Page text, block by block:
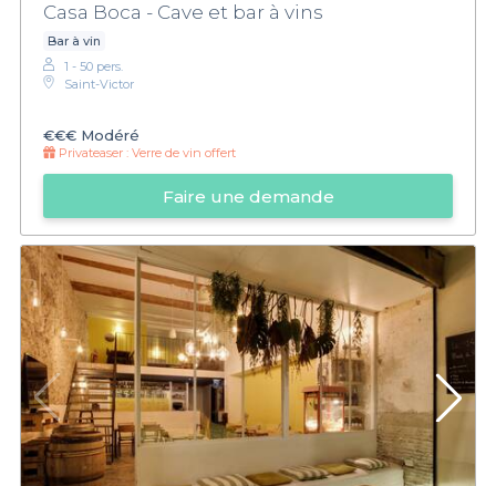
Casa Boca - Cave et bar à vins
Bar à vin
1 - 50 pers.
Saint-Victor
€€€ Modéré
Privateaser : Verre de vin offert
Faire une demande